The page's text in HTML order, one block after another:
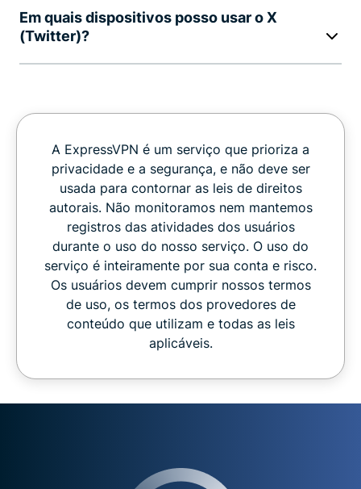
Em quais dispositivos posso usar o X
(Twitter)?
A ExpressVPN é um serviço que prioriza a
privacidade e a segurança, e não deve ser
usada para contornar as leis de direitos
autorais. Não monitoramos nem mantemos
registros das atividades dos usuários
durante o uso do nosso serviço. O uso do
serviço é inteiramente por sua conta e risco.
Os usuários devem cumprir nossos termos
de uso, os termos dos provedores de
conteúdo que utilizam e todas as leis
aplicáveis.